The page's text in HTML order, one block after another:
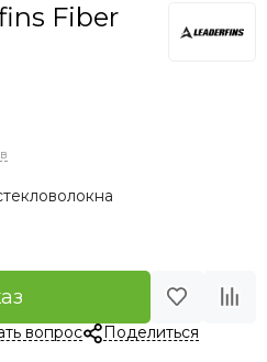
Fiber
вопрос Поделиться